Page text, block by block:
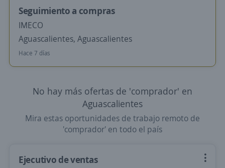
Seguimiento a compras
IMECO
Aguascalientes, Aguascalientes
Hace 7 días
No hay más ofertas de 'comprador' en
Aguascalientes
Mira estas oportunidades de trabajo remoto de
'comprador' en todo el país
Ejecutivo de ventas